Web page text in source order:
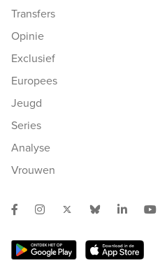
Transfers
Opinie
Exclusief
Europees
Jeugd
Series
Analyse
Vrouwen